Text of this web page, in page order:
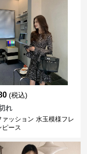
(税込)
れ
ァッション 水玉模様フレ
ピース